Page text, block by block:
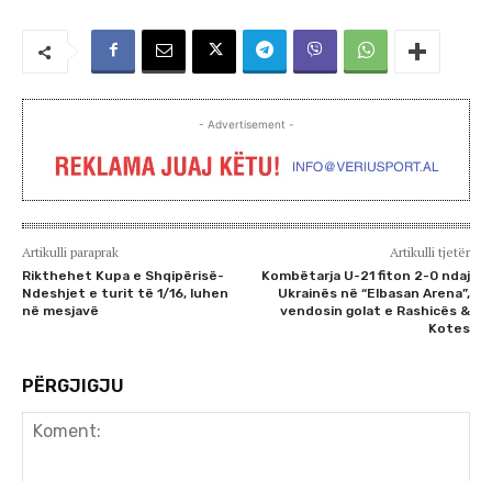
- Advertisement -
Artikulli paraprak
Rikthehet Kupa e Shqipërisë-
Ndeshjet e turit të 1/16, luhen
në mesjavë
Artikulli tjetër
Kombëtarja U-21 fiton 2-0 ndaj
Ukrainës në “Elbasan Arena”,
vendosin golat e Rashicës &
Kotes
PËRGJIGJU